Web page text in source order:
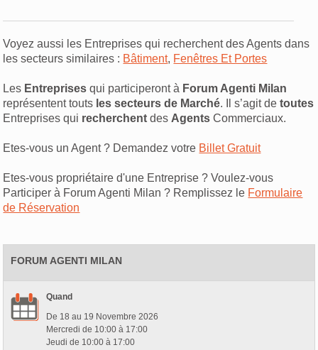
Voyez aussi les Entreprises qui recherchent des Agents dans
les secteurs similaires : Bâtiment, Fenêtres Et Portes
Les Entreprises qui participeront à Forum Agenti Milan
représentent touts les secteurs de Marché. Il s’agit detoutes
Entreprises qui recherchent des Agents Commerciaux.
Etes-vous un Agent ? Demandez votre Billet Gratuit
Etes-vous propriétaire d'une Entreprise ? Voulez-vous
Participer à Forum Agenti Milan ? Remplissez le Formulaire
de Réservation
FORUM AGENTI MILAN
Quand
De 18 au 19 Novembre 2026
Mercredi de 10:00 à 17:00
Jeudi de 10:00 à 17:00